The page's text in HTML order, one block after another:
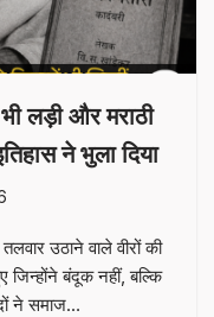
लड़ी और मराठी
ने भुला दिया
उठाने वाले वीरों की
जिन्होंने बंदूक नहीं, बल्कि
ने समाज…